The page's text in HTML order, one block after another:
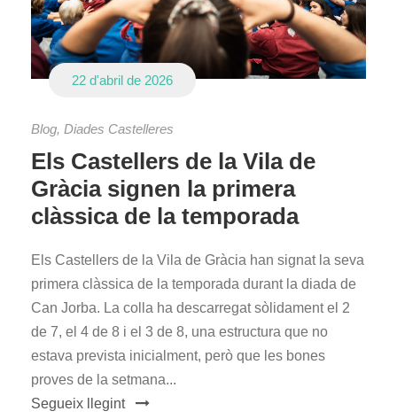
22 d'abril de 2026
Blog, Diades Castelleres
Els Castellers de la Vila de
Gràcia signen la primera
clàssica de la temporada
Els Castellers de la Vila de Gràcia han signat la seva
primera clàssica de la temporada durant la diada de
Can Jorba. La colla ha descarregat sòlidament el 2
de 7, el 4 de 8 i el 3 de 8, una estructura que no
estava prevista inicialment, però que les bones
proves de la setmana...
Segueix llegint